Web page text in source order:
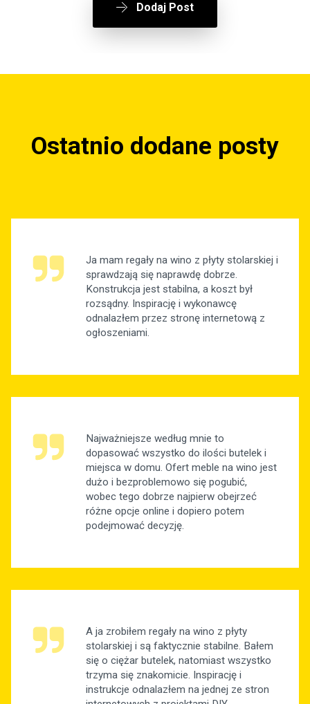
Dodaj Post
Ostatnio dodane posty
Ja mam regały na wino z płyty stolarskiej i
sprawdzają się naprawdę dobrze.
Konstrukcja jest stabilna, a koszt był
rozsądny. Inspirację i wykonawcę
odnalazłem przez stronę internetową z
ogłoszeniami.
Najważniejsze według mnie to
dopasować wszystko do ilości butelek i
miejsca w domu. Ofert meble na wino jest
dużo i bezproblemowo się pogubić,
wobec tego dobrze najpierw obejrzeć
różne opcje online i dopiero potem
podejmować decyzję.
A ja zrobiłem regały na wino z płyty
stolarskiej i są faktycznie stabilne. Bałem
się o ciężar butelek, natomiast wszystko
trzyma się znakomicie. Inspirację i
instrukcje odnalazłem na jednej ze stron